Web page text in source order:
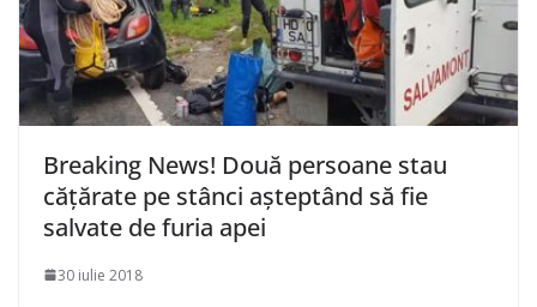
Breaking News! Două persoane stau
cățărate pe stânci așteptând să fie
salvate de furia apei
30 iulie 2018